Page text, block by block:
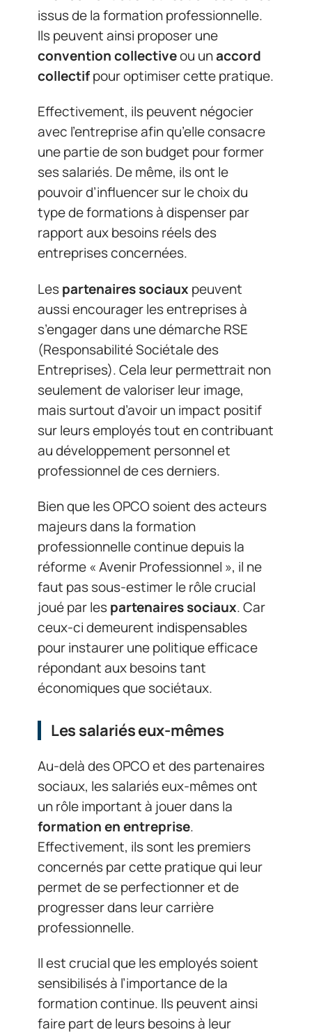
issus de la formation professionnelle.
Ils peuvent ainsi proposer une
convention collectiveou unaccord
collectifpour optimiser cette pratique.
Effectivement, ils peuvent négocier
avec l’entreprise afin qu’elle consacre
une partie de son budget pour former
ses salariés. De même, ils ont le
pouvoir d’influencer sur le choix du
type de formations à dispenser par
rapport aux besoins réels des
entreprises concernées.
Lespartenaires sociaux peuvent
aussi encourager les entreprises à
s’engager dans une démarche RSE
(Responsabilité Sociétale des
Entreprises). Cela leur permettrait non
seulement de valoriser leur image,
mais surtout d’avoir un impact positif
sur leurs employés tout en contribuant
au développement personnel et
professionnel de ces derniers.
Bien que les OPCO soient des acteurs
majeurs dans la formation
professionnelle continue depuis la
réforme « Avenir Professionnel », il ne
faut pas sous-estimer le rôle crucial
joué par lespartenaires sociaux. Car
ceux-ci demeurent indispensables
pour instaurer une politique efficace
répondant aux besoins tant
économiques que sociétaux.
Les salariés eux-mêmes
Au-delà des OPCO et des partenaires
sociaux, les salariés eux-mêmes ont
un rôle important à jouer dans la
formation en entreprise.
Effectivement, ils sont les premiers
concernés par cette pratique qui leur
permet de se perfectionner et de
progresser dans leur carrière
professionnelle.
Il est crucial que les employés soient
sensibilisés à l’importance de la
formation continue. Ils peuvent ainsi
faire part de leurs besoins à leur